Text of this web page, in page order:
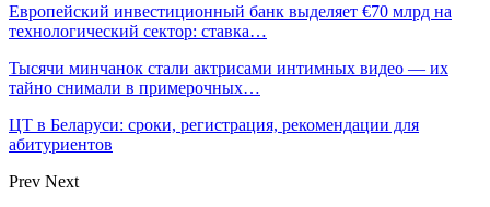
Европейский инвестиционный банк выделяет €70 млрд на
технологический сектор: ставка…
Тысячи минчанок стали актрисами интимных видео — их
тайно снимали в примерочных…
ЦТ в Беларуси: сроки, регистрация, рекомендации для
абитуриентов
Prev Next